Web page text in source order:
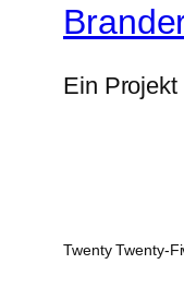
Ein Projekt
Twenty Twenty-